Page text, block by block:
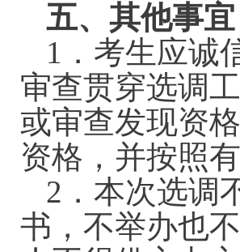
五、其他事宜
1．考生应诚
审查贯穿选调
或审查发现资
资格，并按照
2．本次选调
书，不举办也